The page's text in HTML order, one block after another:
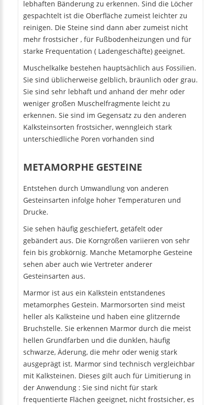
lebhaften Bänderung zu erkennen. Sind die Löcher
gespachtelt ist die Oberfläche zumeist leichter zu
reinigen. Die Steine sind dann aber zumeist nicht
mehr frostsicher , für Fußbodenheizungen und für
starke Frequentation ( Ladengeschäfte) geeignet.
Muschelkalke bestehen hauptsächlich aus Fossilien.
Sie sind üblicherweise gelblich, bräunlich oder grau.
Sie sind sehr lebhaft und anhand der mehr oder
weniger großen Muschelfragmente leicht zu
erkennen. Sie sind im Gegensatz zu den anderen
Kalksteinsorten frostsicher, wenngleich stark
unterschiedliche Poren vorhanden sind
METAMORPHE GESTEINE
Entstehen durch Umwandlung von anderen
Gesteinsarten infolge hoher Temperaturen und
Drucke.
Sie sehen häufig geschiefert, getäfelt oder
gebändert aus. Die Korngrößen variieren von sehr
fein bis grobkörnig. Manche Metamorphe Gesteine
sehen aber auch wie Vertreter anderer
Gesteinsarten aus.
Marmor ist aus ein Kalkstein entstandenes
metamorphes Gestein. Marmorsorten sind meist
heller als Kalksteine und haben eine glitzernde
Bruchstelle. Sie erkennen Marmor durch die meist
hellen Grundfarben und die dunklen, häufig
schwarze, Äderung, die mehr oder wenig stark
ausgeprägt ist. Marmor sind technisch vergleichbar
mit Kalksteinen. Dieses gilt auch für Limitierung in
der Anwendung : Sie sind nicht für stark
frequentierte Flächen geeignet, nicht frostsicher, es